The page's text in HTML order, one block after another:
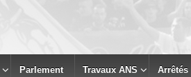
Parlement Travaux ANS Arrêtés